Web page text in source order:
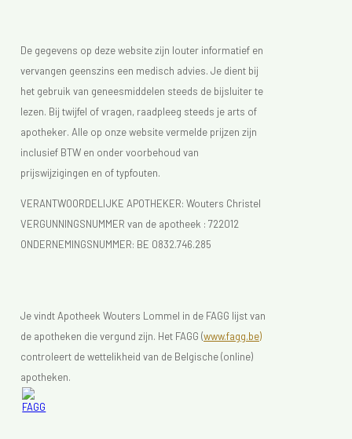
De gegevens op deze website zijn louter informatief en
vervangen geenszins een medisch advies. Je dient bij
het gebruik van geneesmiddelen steeds de bijsluiter te
lezen. Bij twijfel of vragen, raadpleeg steeds je arts of
apotheker. Alle op onze website vermelde prijzen zijn
inclusief BTW en onder voorbehoud van
prijswijzigingen en of typfouten.
VERANTWOORDELIJKE APOTHEKER: Wouters Christel
VERGUNNINGSNUMMER van de apotheek : 722012
ONDERNEMINGSNUMMER: BE 0832.746.285
Je vindt Apotheek Wouters Lommel in de FAGG lijst van
de apotheken die vergund zijn. Het FAGG (www.fagg.be)
controleert de wettelikheid van de Belgische (online)
apotheken.